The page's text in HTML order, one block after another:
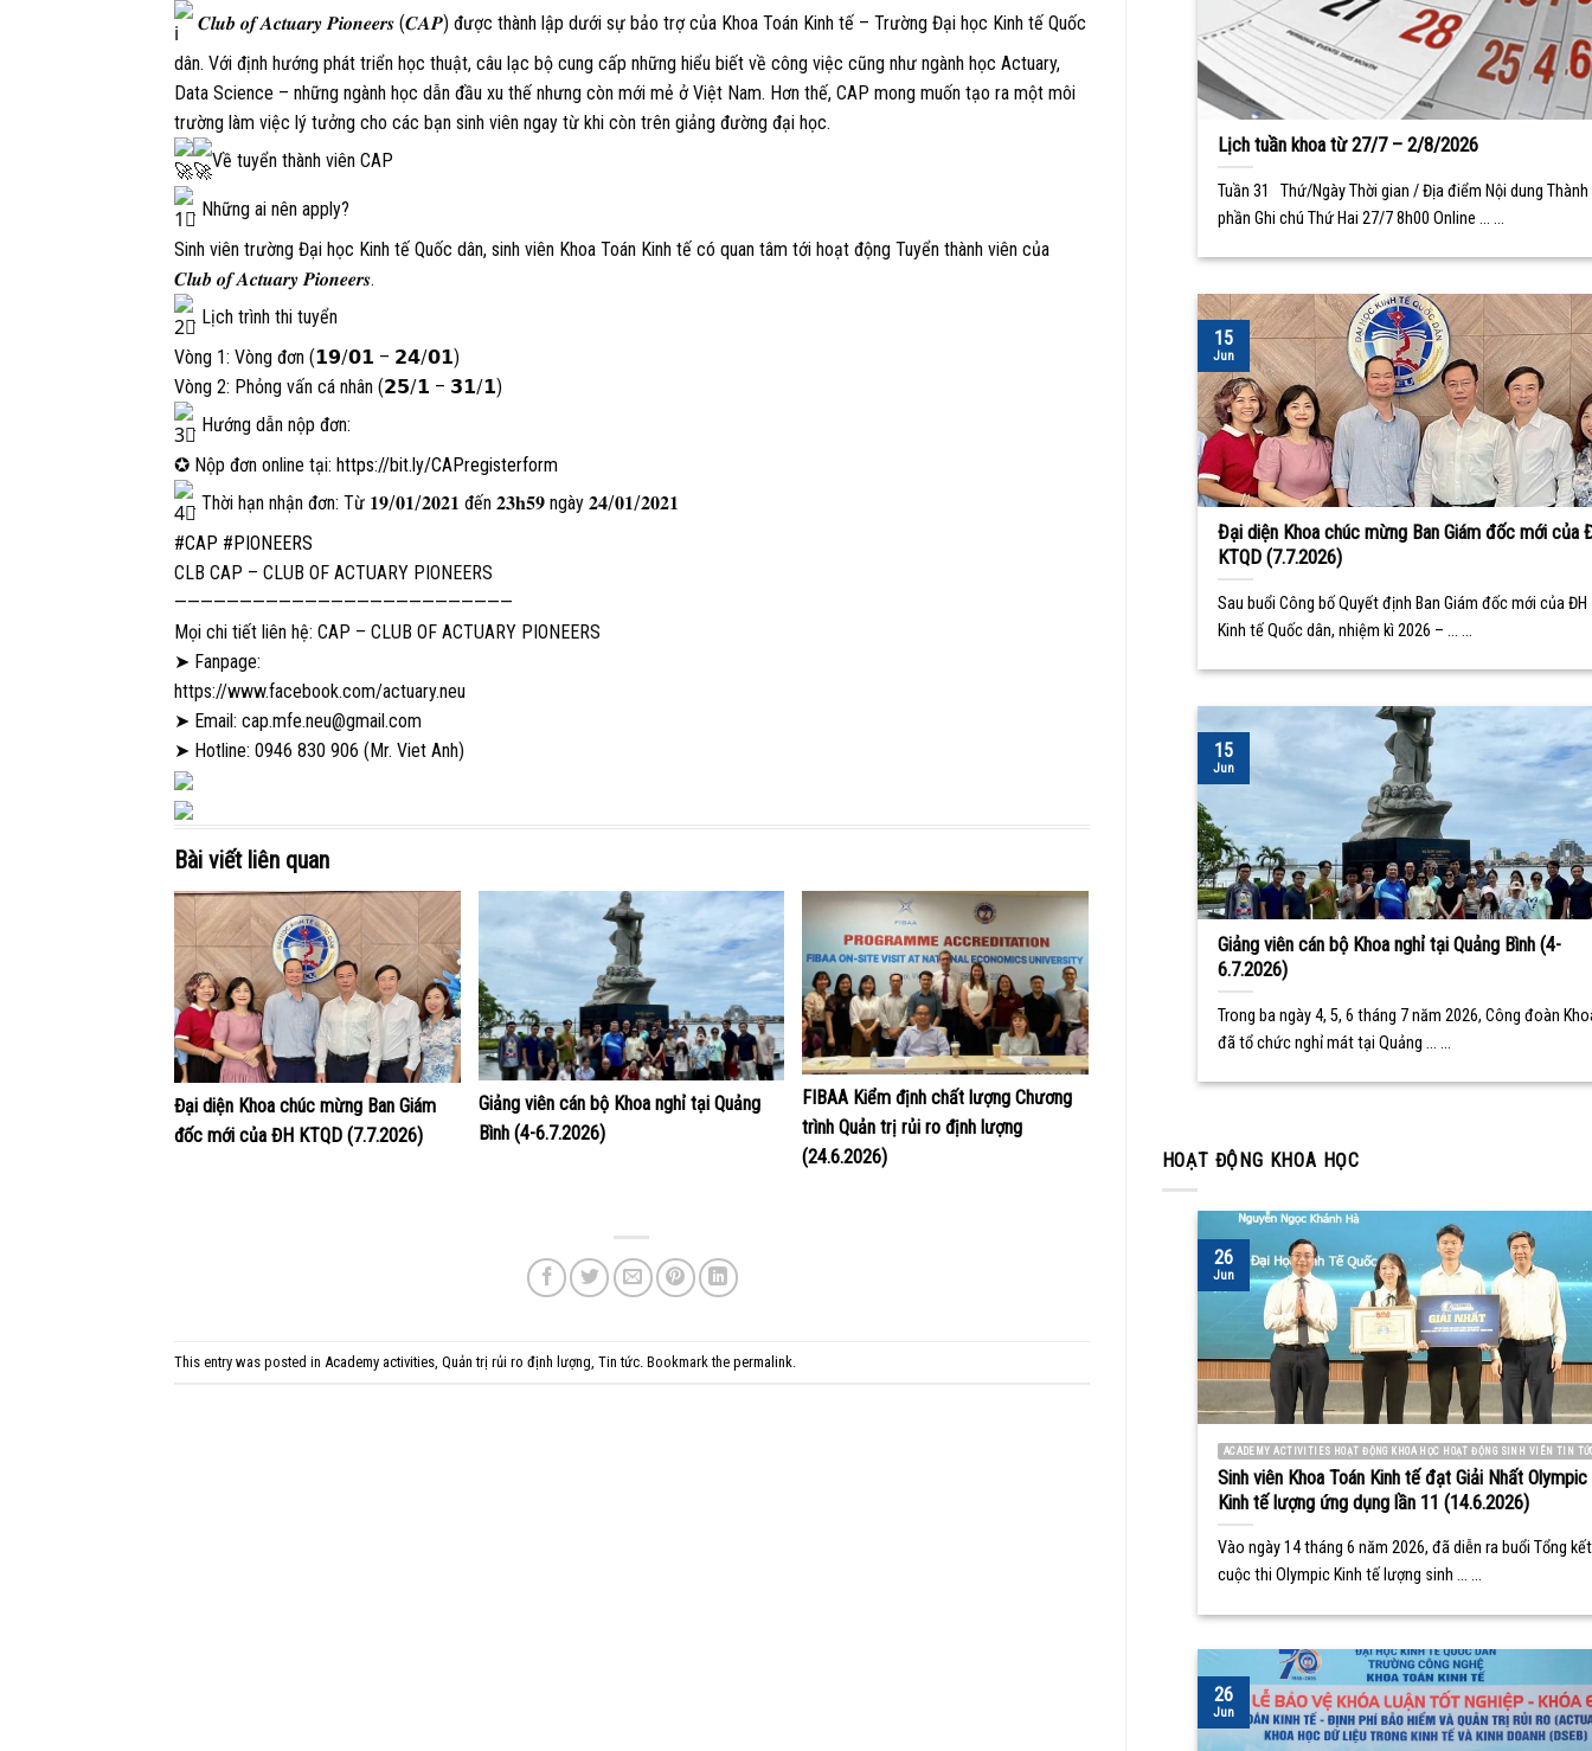
𝑪𝒍𝒖𝒃 𝒐𝒇 𝑨𝒄𝒕𝒖𝒂𝒓𝒚 𝑷𝒊𝒐𝒏𝒆𝒆𝒓𝒔 (𝑪𝑨𝑷) được thành lập dưới sự bảo trợ của Khoa Toán Kinh tế – Trường Đại học Kinh tế Quốc
dân. Với định hướng phát triển học thuật, câu lạc bộ cung cấp những hiểu biết về công việc cũng như ngành học Actuary,
Data Science – những ngành học dẫn đầu xu thế nhưng còn mới mẻ ở Việt Nam. Hơn thế, CAP mong muốn tạo ra một môi
trường làm việc lý tưởng cho các bạn sinh viên ngay từ khi còn trên giảng đường đại học.
Về tuyển thành viên CAP
. Những ai nên apply?
Sinh viên trường Đại học Kinh tế Quốc dân, sinh viên Khoa Toán Kinh tế có quan tâm tới hoạt động Tuyển thành viên của
𝑪𝒍𝒖𝒃 𝒐𝒇 𝑨𝒄𝒕𝒖𝒂𝒓𝒚 𝑷𝒊𝒐𝒏𝒆𝒆𝒓𝒔.
. Lịch trình thi tuyển
Vòng 1: Vòng đơn (𝟭𝟵/𝟬𝟭 – 𝟮𝟰/𝟬𝟭)
Vòng 2: Phỏng vấn cá nhân (𝟮𝟱/𝟭 – 𝟯𝟭/𝟭)
. Hướng dẫn nộp đơn:
✪ Nộp đơn online tại: https://bit.ly/CAPregisterform
. Thời hạn nhận đơn: Từ 𝟏𝟗/𝟎𝟏/𝟐𝟎𝟐𝟏 đến 𝟐𝟑𝐡𝟓𝟗 ngày 𝟐𝟒/𝟎𝟏/𝟐𝟎𝟐𝟏
#CAP #PIONEERS
CLB CAP – CLUB OF ACTUARY PIONEERS
——————————————————————————
Mọi chi tiết liên hệ: CAP – CLUB OF ACTUARY PIONEERS
➤ Fanpage:
https://www.facebook.com/actuary.neu
➤ Email: cap.mfe.neu@gmail.com
➤ Hotline: 0946 830 906 (Mr. Viet Anh)
Bài viết liên quan
Đại diện Khoa chúc mừng Ban Giám
đốc mới của ĐH KTQD (7.7.2026)
Giảng viên cán bộ Khoa nghỉ tại Quảng
Bình (4-6.7.2026)
FIBAA Kiểm định chất lượng Chương
trình Quản trị rủi ro định lượng
(24.6.2026)
This entry was posted in Academy activities Quản trị rủi ro định lượng Tin tức . Bookmark the permalink
Lịch tuần khoa từ 27/7 – 2/8/2026
Tuần 31 Thứ/Ngày Thời gian / Địa điểm Nội dung Thành
phần Ghi chú Thứ Hai 27/7 8h00 Online ... ...
Đại diện Khoa chúc mừng Ban Giám đốc mới của
KTQD (7.7.2026)
Sau buổi Công bố Quyết định Ban Giám đốc mới của ĐH
Kinh tế Quốc dân, nhiệm kì 2026 – ... ...
15
Jun
Giảng viên cán bộ Khoa nghỉ tại Quảng Bình (4-
6.7.2026)
Trong ba ngày 4, 5, 6 tháng 7 năm 2026, Công đoàn
đã tổ chức nghỉ mát tại Quảng ... ...
15
Jun
HOẠT ĐỘNG KHOA HỌC
ACADEMY ACTIVITIES HOẠT ĐỘNG KHOA HỌC HOẠT ĐỘNG SINH VIÊN TIN
Sinh viên Khoa Toán Kinh tế đạt Giải Nhất Olympic
Kinh tế lượng ứng dụng lần 11 (14.6.2026)
Vào ngày 14 tháng 6 năm 2026, đã diễn ra buổi Tổng kết
cuộc thi Olympic Kinh tế lượng sinh ... ...
26
Jun
26
Jun